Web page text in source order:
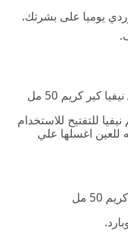
يوميا على بشرتك.
كير كريم 50 مل
للتفتيح للاستخدام
للعين اغسلها علي
مل